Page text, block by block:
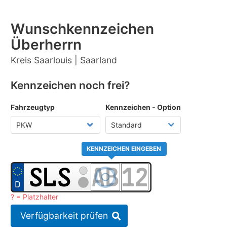
Wunschkennzeichen
Überherrn
Kreis Saarlouis | Saarland
Kennzeichen noch frei?
Fahrzeugtyp Kennzeichen - Option
KENNZEICHEN EINGEBEN
? = Platzhalter
Verfügbarkeit prüfen